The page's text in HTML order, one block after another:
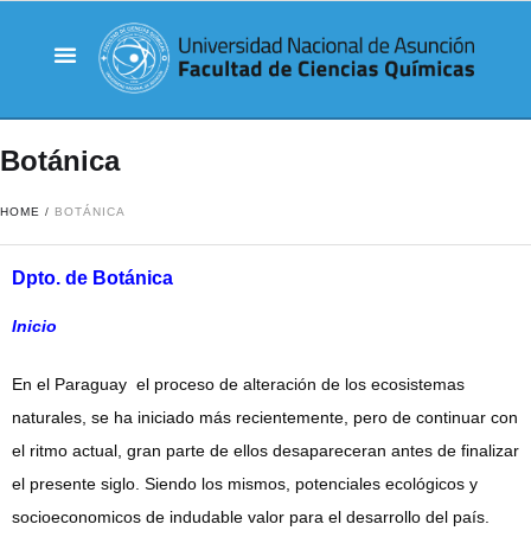
Botánica
HOME / BOTÁNICA
Dpto. de Botánica
Inicio
En el Paraguay el proceso de alteración de los ecosistemas
naturales, se ha iniciado más recientemente, pero de continuar con
el ritmo actual, gran parte de ellos desapareceran antes de finalizar
el presente siglo. Siendo los mismos, potenciales ecológicos y
socioeconomicos de indudable valor para el desarrollo del país.